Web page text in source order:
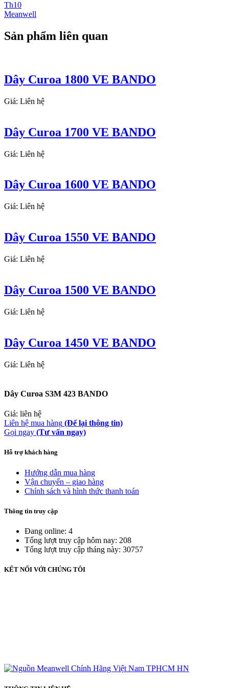
Th10
Meanwell
Sản phẩm liên quan
Dây Curoa 1800 VE BANDO
Giá: Liên hệ
Dây Curoa 1700 VE BANDO
Giá: Liên hệ
Dây Curoa 1600 VE BANDO
Giá: Liên hệ
Dây Curoa 1550 VE BANDO
Giá: Liên hệ
Dây Curoa 1500 VE BANDO
Giá: Liên hệ
Dây Curoa 1450 VE BANDO
Giá: Liên hệ
Dây Curoa S3M 423 BANDO
Giá: liên hệ
Liên hệ mua hàng (Để lại thông tin)
Gọi ngay (Tư vấn ngay)
Hỗ trợ khách hàng
Hướng dẫn mua hàng
Vận chuyển – giao hàng
Chính sách và hình thức thanh toán
Thông tin truy cập
Đang online: 4
Tổng lượt truy cập hôm nay: 208
Tổng lượt truy cập tháng này: 30757
KẾT NỐI VỚI CHÚNG TÔI